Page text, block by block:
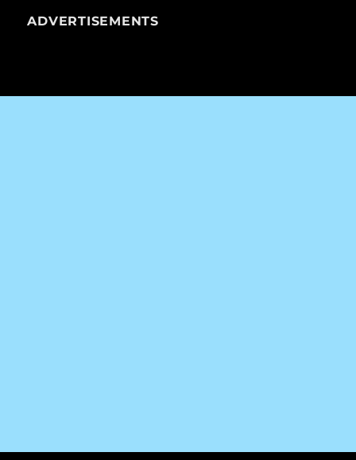
ADVERTISEMENTS